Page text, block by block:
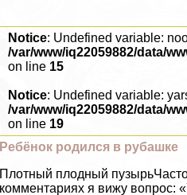
Notice: Undefined variable:
/var/www/iq22059882/data/
on line 15
Notice: Undefined variable:
/var/www/iq22059882/data/
on line 19
Ребёнок родился в рубашке
Плотный плодный
комментариях я вижу вопрос: